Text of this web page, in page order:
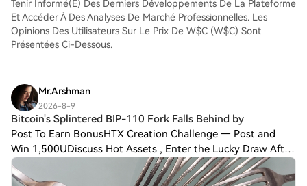
comme aux traders chevronnés.
Tenir Informé(e) Des Derniers Développements De La Plateforme
Et Accéder À Des Analyses De Marché Professionnelles. Les
Opinions Des Utilisateurs Sur Le Prix De W$C (W$C) Sont
Présentées Ci-Dessous.
Mr.Arshman
2026-8-9
Bitcoin's Splintered BIP-110 Fork Falls Behind by
Post To Earn BonusHTX Creation Challenge — Post and
Win 1,500UDiscuss Hot Assets , Enter the Lucky Draw After
two years of bitter bickering, Bitcoin has blown past the
BIP-110 signaling line at block